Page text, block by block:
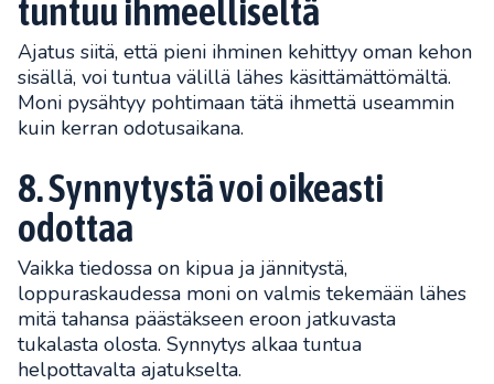
tuntuu ihmeelliseltä
Ajatus siitä, että pieni ihminen kehittyy oman kehon
sisällä, voi tuntua välillä lähes käsittämättömältä.
Moni pysähtyy pohtimaan tätä ihmettä useammin
kuin kerran odotusaikana.
8. Synnytystä voi oikeasti
odottaa
Vaikka tiedossa on kipua ja jännitystä,
loppuraskaudessa moni on valmis tekemään lähes
mitä tahansa päästäkseen eroon jatkuvasta
tukalasta olosta. Synnytys alkaa tuntua
helpottavalta ajatukselta.